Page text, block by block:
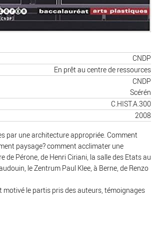
CNDP
En prêt au centre de ressources
CNDP
Scérén
C.HIST.A.300
2008
par une architecture appropriée. Comment
paysage? comment acclimater une
Pérone, de Henri Ciriani, la salle des Etats au
le Zentrum Paul Klee, à Berne, de Renzo
le partis pris des auteurs, témoignages